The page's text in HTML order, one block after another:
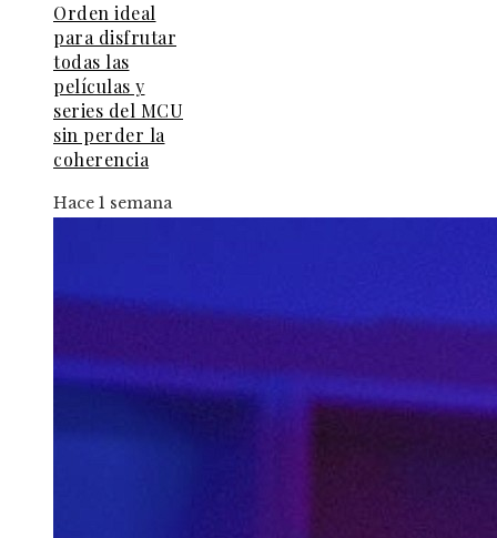
Orden ideal
para disfrutar
todas las
películas y
series del MCU
sin perder la
coherencia
Hace 1 semana